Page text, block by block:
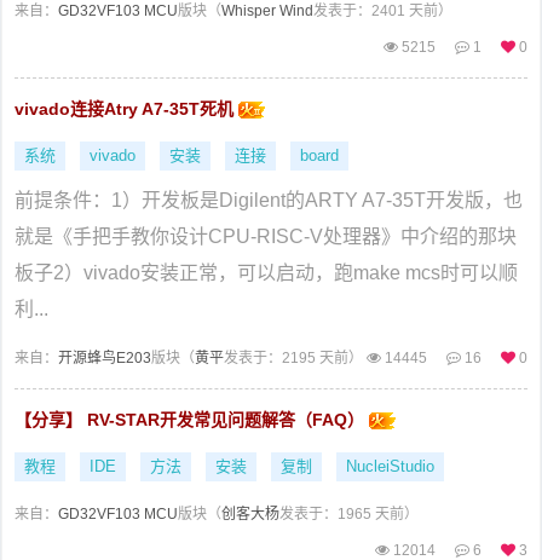
来自： GD32VF103 MCU版块（Whisper Wind发表于：2401 天前）
5215 1 0
vivado连接Atry A7-35T死机
系统 vivado 安装 连接 board
前提条件：1）开发板是Digilent的ARTY A7-35T开发版，也
就是《手把手教你设计CPU-RISC-V处理器》中介绍的那块
板子2）vivado安装正常，可以启动，跑make mcs时可以顺
利...
来自： 开源蜂鸟E203版块（黄平发表于：2195 天前） 14445 16 0
【分享】 RV-STAR开发常见问题解答（FAQ）
教程 IDE 方法 安装 复制 NucleiStudio
来自： GD32VF103 MCU版块（创客大杨发表于：1965 天前）
12014 6 3